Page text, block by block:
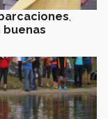
,
buenas